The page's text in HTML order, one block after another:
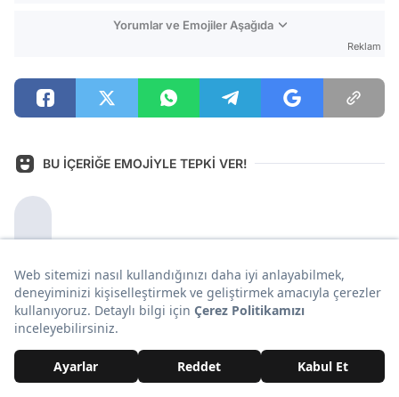
Yorumlar ve Emojiler Aşağıda
Reklam
BU İÇERİĞE EMOJİYLE TEPKİ VER!
3 0 0 0 0 0 0
ONEDİO ÜYELERİ NE DİYOR?
Yorum Yazın